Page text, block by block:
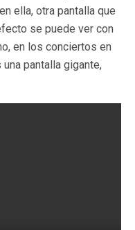
ella, otra pantalla que
se puede ver con
en los conciertos en
pantalla gigante,